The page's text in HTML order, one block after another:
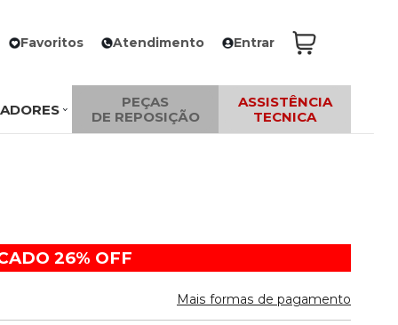
Favoritos Atendimento Entrar
PEÇAS
DE REPOSIÇÃO
ASSISTÊNCIA
TECNICA
26% OFF
Mais formas de pagamento